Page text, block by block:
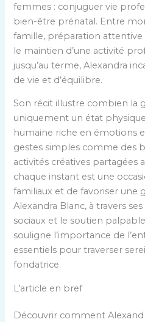
femmes : conjuguer vie
bien-être prénatal. Entre
famille, préparation attentive
le maintien d’une activité
jusqu’au terme, Alexandra
de vie et d’équilibre.
Son récit illustre combien la
uniquement un état
humaine riche en émotions
gestes simples comme des
activités créatives partagées
chaque instant est une
familiaux et de favoriser une
Alexandra Blanc, à travers
sociaux et le soutien
souligne l’importance de
essentiels pour traverser
fondatrice.
L’article en bref
Découvrir comment